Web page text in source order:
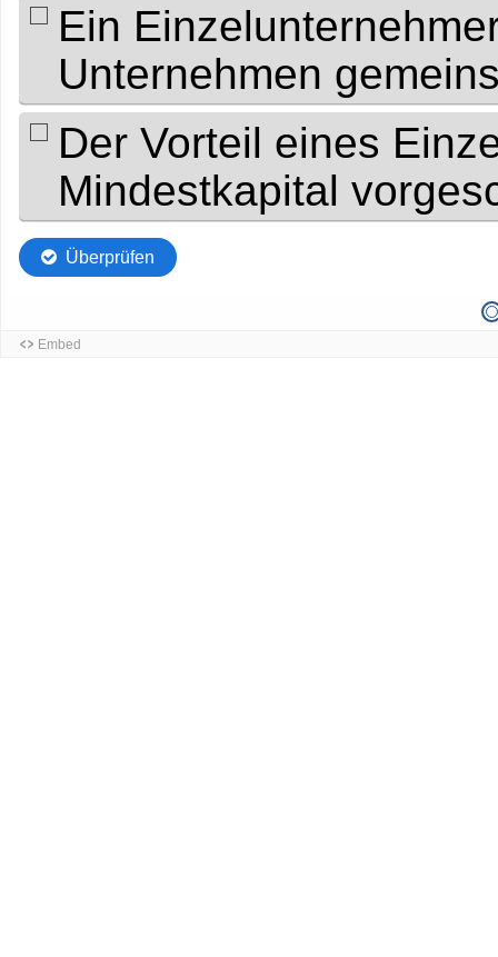
Ein
Unternehmen
Der Vorteil eines
Mindestkapital
Überprüfen
Embed